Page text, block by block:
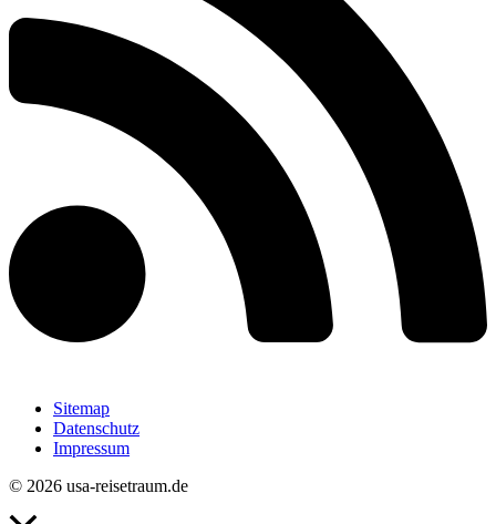
Sitemap
Datenschutz
Impressum
© 2026 usa-reisetraum.de